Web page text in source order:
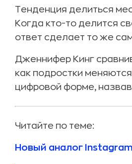
Тенденция делиться
Когда кто-то делится
ответ сделает то же
Дженнифер Кинг
как подростки
цифровой форме,
Читайте по теме:
Новый аналог